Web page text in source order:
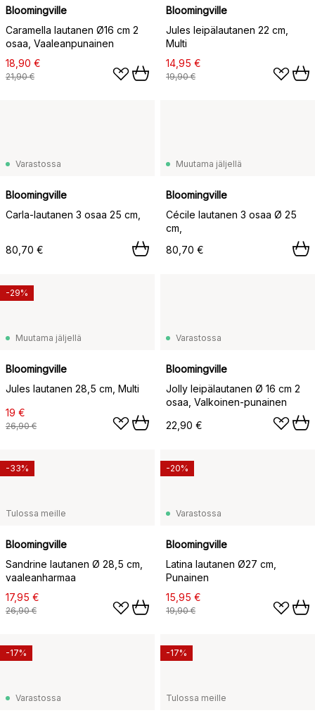
Bloomingville
Caramella lautanen Ø16 cm 2
osaa, Vaaleanpunainen
18,90 €
21,90 €
Bloomingville
Jules leipälautanen 22 cm,
Multi
14,95 €
19,90 €
Varastossa
Bloomingville
Carla-lautanen 3 osaa 25 cm,
80,70 €
Muutama jäljellä
Bloomingville
Cécile lautanen 3 osaa Ø 25
cm,
80,70 €
Muutama jäljellä
Bloomingville
Jules lautanen 28,5 cm, Multi
19 €
26,90 €
-29%
Varastossa
Bloomingville
Jolly leipälautanen Ø 16 cm 2
osaa, Valkoinen-punainen
22,90 €
Tulossa meille
Bloomingville
Sandrine lautanen Ø 28,5 cm,
vaaleanharmaa
17,95 €
26,90 €
-33%
Varastossa
Bloomingville
Latina lautanen Ø27 cm,
Punainen
15,95 €
19,90 €
-20%
Varastossa
-17%
Tulossa meille
-17%